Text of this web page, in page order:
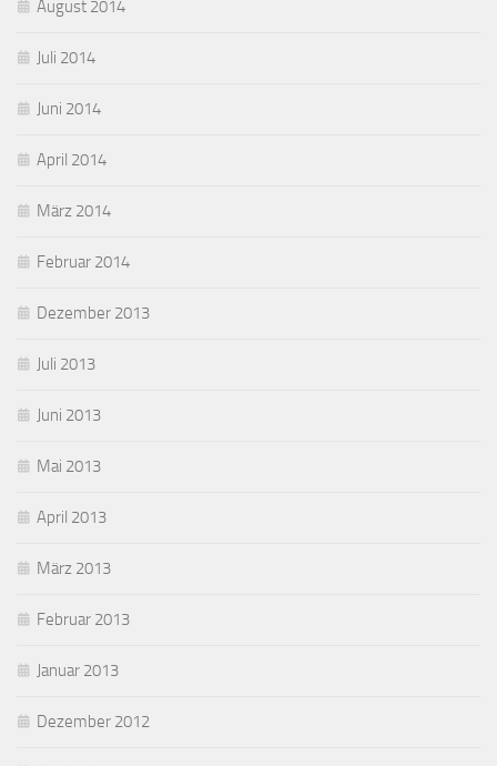
August 2014
Juli 2014
Juni 2014
April 2014
März 2014
Februar 2014
Dezember 2013
Juli 2013
Juni 2013
Mai 2013
April 2013
März 2013
Februar 2013
Januar 2013
Dezember 2012